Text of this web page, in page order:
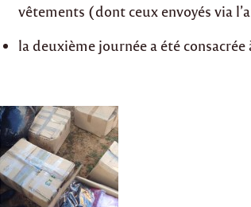
vêtements (dont ceux envoyés via
la deuxième journée a été